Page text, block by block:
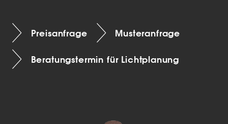
Preisanfrage Musteranfrage
Beratungstermin für Lichtplanung